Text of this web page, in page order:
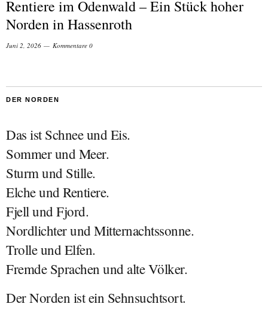
Rentiere im Odenwald – Ein Stück hoher
Norden in Hassenroth
Juni 2, 2026 Kommentare 0
DER NORDEN
Das ist Schnee und Eis.
Sommer und Meer.
Sturm und Stille.
Elche und Rentiere.
Fjell und Fjord.
Nordlichter und Mitternachtssonne.
Trolle und Elfen.
Fremde Sprachen und alte Völker.
Der Norden ist ein Sehnsuchtsort.